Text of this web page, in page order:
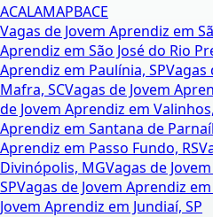
ACALAMAPBACE
Vagas de Jovem Aprendiz em
Aprendiz em São José do Rio
Aprendiz em Paulínia, SPVagas
Mafra, SCVagas de Jovem
de Jovem Aprendiz em
Aprendiz em Santana de
Aprendiz em Passo Fundo, RS
Divinópolis, MGVagas de
SPVagas de Jovem Aprendiz
Jovem Aprendiz em Jundiaí, SP